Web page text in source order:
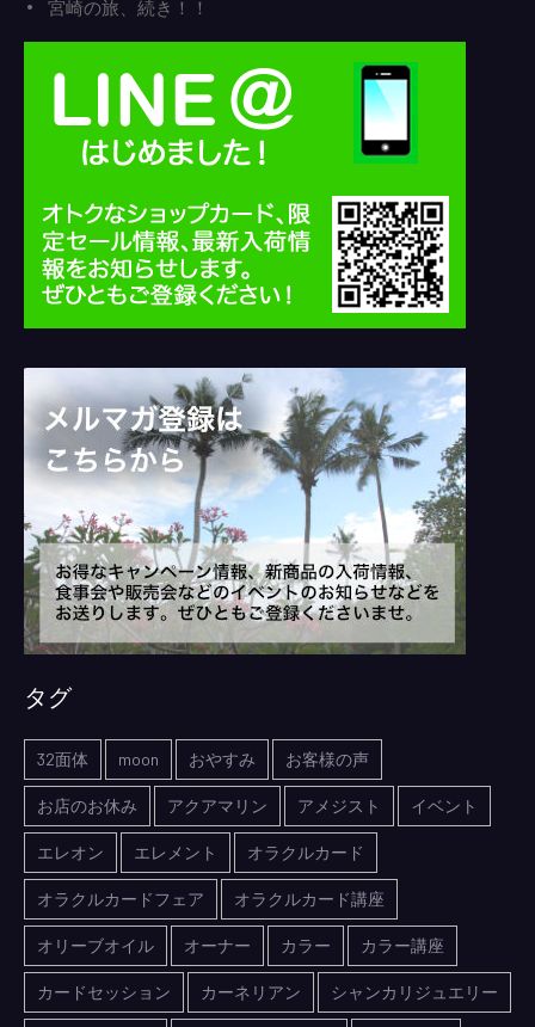
宮崎の旅、続き！！
タグ
32面体 moon おやすみ お客様の声
お店のお休み アクアマリン アメジスト イベント
エレオン エレメント オラクルカード
オラクルカードフェア オラクルカード講座
オリーブオイル オーナー カラー カラー講座
カードセッション カーネリアン シャンカリジュエリー